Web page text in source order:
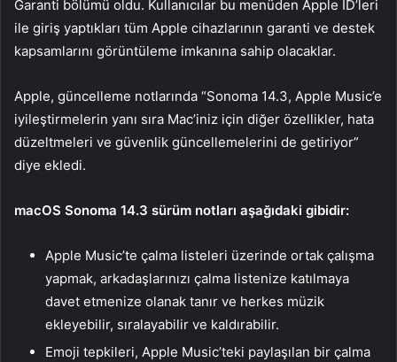
Garanti bölümü oldu. Kullanıcılar bu menüden Apple ID’leri
ile giriş yaptıkları tüm Apple cihazlarının garanti ve destek
kapsamlarını görüntüleme imkanına sahip olacaklar.
Apple, güncelleme notlarında “Sonoma 14.3, Apple Music’e
iyileştirmelerin yanı sıra Mac’iniz için diğer özellikler, hata
düzeltmeleri ve güvenlik güncellemelerini de getiriyor”
diye ekledi.
macOS Sonoma 14.3 sürüm notları aşağıdaki gibidir:
Apple Music’te çalma listeleri üzerinde ortak çalışma
yapmak, arkadaşlarınızı çalma listenize katılmaya
davet etmenize olanak tanır ve herkes müzik
ekleyebilir, sıralayabilir ve kaldırabilir.
Emoji tepkileri, Apple Music’teki paylaşılan bir çalma